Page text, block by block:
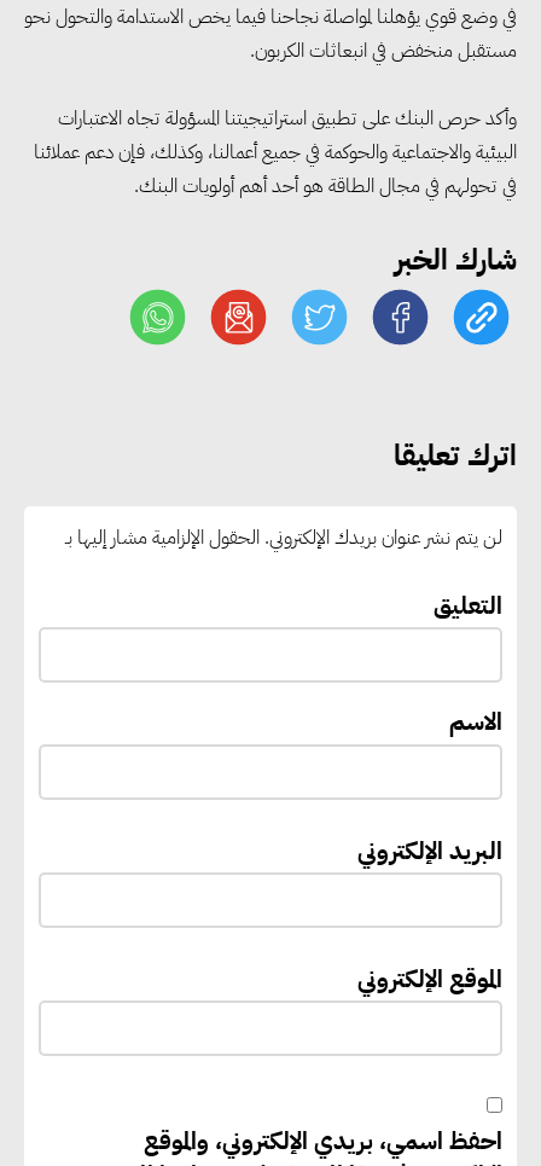
في وضع قوي يؤهلنا لمواصلة نجاحنا فيما يخص الاستدامة والتحول نحو
مستقبل منخفض في انبعاثات الكربون.
وأكد حرص البنك على تطبيق استراتيجيتنا المسؤولة تجاه الاعتبارات
البيئية والاجتماعية والحوكمة في جميع أعمالنا، وكذلك، فإن دعم عملائنا
في تحولهم في مجال الطاقة هو أحد أهم أولويات البنك.
شارك الخبر
اترك تعليقا
لن يتم نشر عنوان بريدك الإلكتروني. الحقول الإلزامية مشار إليها بـ
التعليق
الاسم
البريد الإلكتروني
الموقع الإلكتروني
احفظ اسمي، بريدي الإلكتروني، والموقع
3 وزارات تتوافق على منظومة
الصناعة وتوطين تقنيات إعادة
الاستخدام
مركزًا إقليميًا لتصدير الدواء
بمحطة القطار الكهربائي الخفيف..
وأكتا تحقق 101.4 مليون جنيه
إيفل تستثمر ما يصل إلى 130
“بي إس آر” في مشروعات الطاقة
جوجل تعلن إضافة 12 جيجاوات
58 مليون طن من مكافئ ثاني